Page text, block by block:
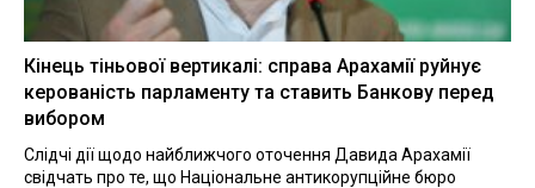
Кінець тіньової вертикалі: справа Арахамії руйнує
керованість парламенту та ставить Банкову перед
вибором
Слідчі дії щодо найближчого оточення Давида Арахамії
свідчать про те, що Національне антикорупційне бюро